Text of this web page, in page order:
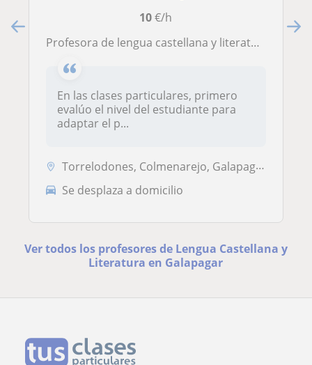
10€/h
Profesora de lengua castellana y literatura para todas las edades, matemáticas de educación primaria y hasta segundo de la ESO.
En las clases particulares, primero
evalúo el nivel del estudiante para
adaptar el p...
Torrelodones, Colmenarejo, Galapagar, Hoyo de Manzanares
Se desplaza a domicilio
Ver todos los profesores de Lengua Castellana y
Literatura en Galapagar